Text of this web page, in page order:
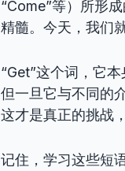
“Come”等）所形
精髓。今天，我们
“Get”这个词，它
但一旦它与不同的
这才是真正的挑战
记住，学习这些短